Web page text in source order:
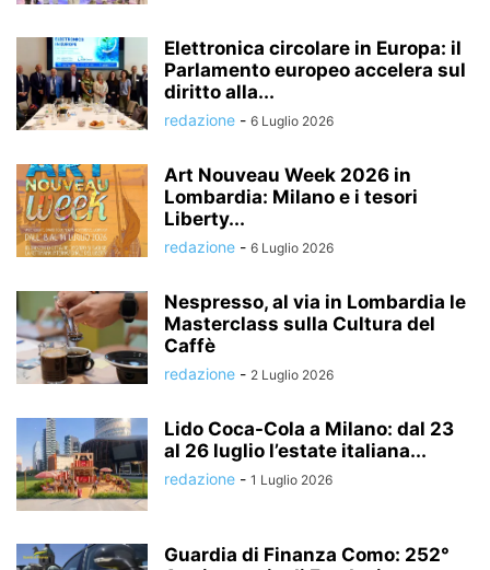
Elettronica circolare in Europa: il
Parlamento europeo accelera sul
diritto alla...
redazione - 6 Luglio 2026
Art Nouveau Week 2026 in
Lombardia: Milano e i tesori
Liberty...
redazione - 6 Luglio 2026
Nespresso, al via in Lombardia le
Masterclass sulla Cultura del
Caffè
redazione - 2 Luglio 2026
Lido Coca-Cola a Milano: dal 23
al 26 luglio l’estate italiana...
redazione - 1 Luglio 2026
Guardia di Finanza Como: 252°